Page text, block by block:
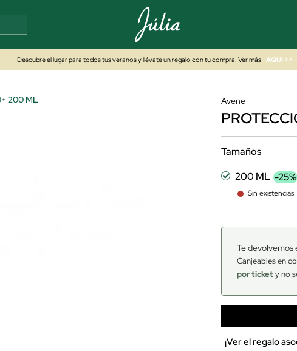
Descubre el lugar para todos tus veranos y llévate un regalo con tu compra. Ver más AQUÍ >>
200 ML Avene
Tamaños
200 ML -25%
Sin existencias
Te devolvemos
Canjeables en
por tickety no
¡Ver el regalo